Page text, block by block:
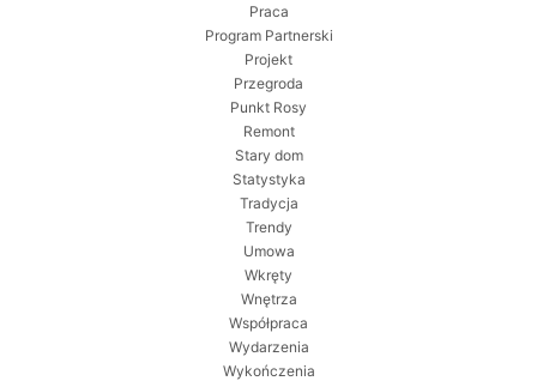
Praca
Program Partnerski
Projekt
Przegroda
Punkt Rosy
Remont
Stary dom
Statystyka
Tradycja
Trendy
Umowa
Wkręty
Wnętrza
Współpraca
Wydarzenia
Wykończenia